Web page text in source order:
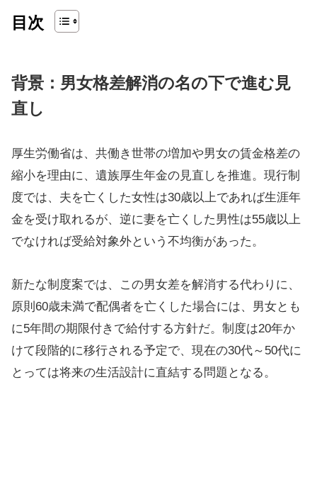
目次
背景：男女格差解消の名の下で進む見
直し
厚生労働省は、共働き世帯の増加や男女の賃金格差の
縮小を理由に、遺族厚生年金の見直しを推進。現行制
度では、夫を亡くした女性は30歳以上であれば生涯年
金を受け取れるが、逆に妻を亡くした男性は55歳以上
でなければ受給対象外という不均衡があった。
新たな制度案では、この男女差を解消する代わりに、
原則60歳未満で配偶者を亡くした場合には、男女とも
に5年間の期限付きで給付する方針だ。制度は20年か
けて段階的に移行される予定で、現在の30代～50代に
とっては将来の生活設計に直結する問題となる。